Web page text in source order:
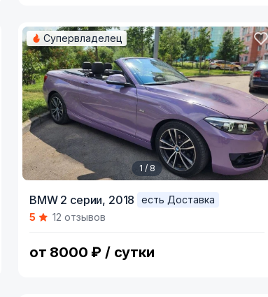
of
Супервладелец
1 / 8
BMW 2 серии, 2018
есть Доставка
5
12 отзывов
от 8000 ₽ / сутки